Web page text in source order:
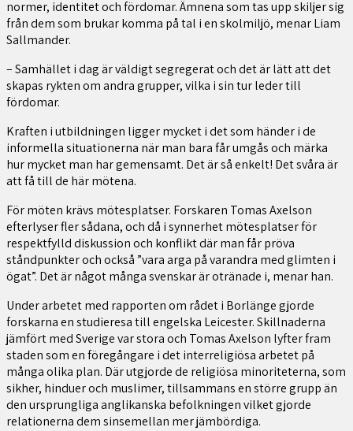
normer, identitet och fördomar. Ämnena som tas upp skiljer sig
från dem som brukar komma på tal i en skolmiljö, menar Liam
Sallmander.
– Samhället i dag är väldigt segregerat och det är lätt att det
skapas rykten om andra grupper, vilka i sin tur leder till
fördomar.
Kraften i utbildningen ligger mycket i det som händer i de
informella situationerna när man bara får umgås och märka
hur mycket man har gemensamt. Det är så enkelt! Det svåra är
att få till de här mötena.
För möten krävs mötesplatser. Forskaren Tomas Axelson
efterlyser fler sådana, och då i synnerhet mötesplatser för
respektfylld diskussion och konflikt där man får pröva
ståndpunkter och också ”vara arga på varandra med glimten i
ögat”. Det är något många svenskar är otränade i, menar han.
Under arbetet med rapporten om rådet i Borlänge gjorde
forskarna en studieresa till engelska Leicester. Skillnaderna
jämfört med Sverige var stora och Tomas Axelson lyfter fram
staden som en föregångare i det interreligiösa arbetet på
många olika plan. Där utgjorde de religiösa minoriteterna, som
sikher, hinduer och muslimer, tillsammans en större grupp än
den ursprungliga anglikanska befolkningen vilket gjorde
relationerna dem sinsemellan mer jämbördiga.